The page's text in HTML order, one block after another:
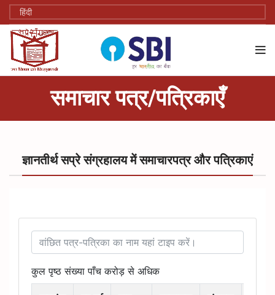
समाचार पत्र/पत्रिकाएँ
ज्ञानतीर्थ सप्रे संग्रहालय में समाचारपत्र और पत्रिकाएं